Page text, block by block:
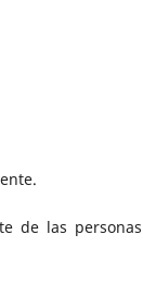
de las personas